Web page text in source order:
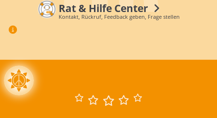
Rat & Hilfe Center
Kontakt, Rückruf, Feedback geben, Frage stellen